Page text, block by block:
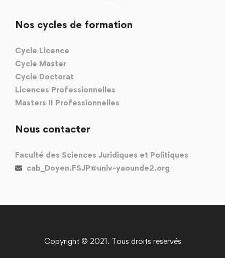
Nos cycles de formation
Cycle Licence
Cycle Master
Cycle Doctorat
Licences Professionnelles
Masters II Professionnelles
Nous contacter
Faculté des Sciences Juridiques et Politiques
cab_Doyen.FSJP@univ-yaounde2.org
Copyright © 2021. Tous droits reservés